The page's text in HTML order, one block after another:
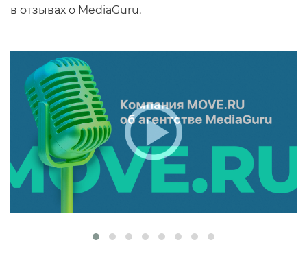
в отзывах о MediaGuru.